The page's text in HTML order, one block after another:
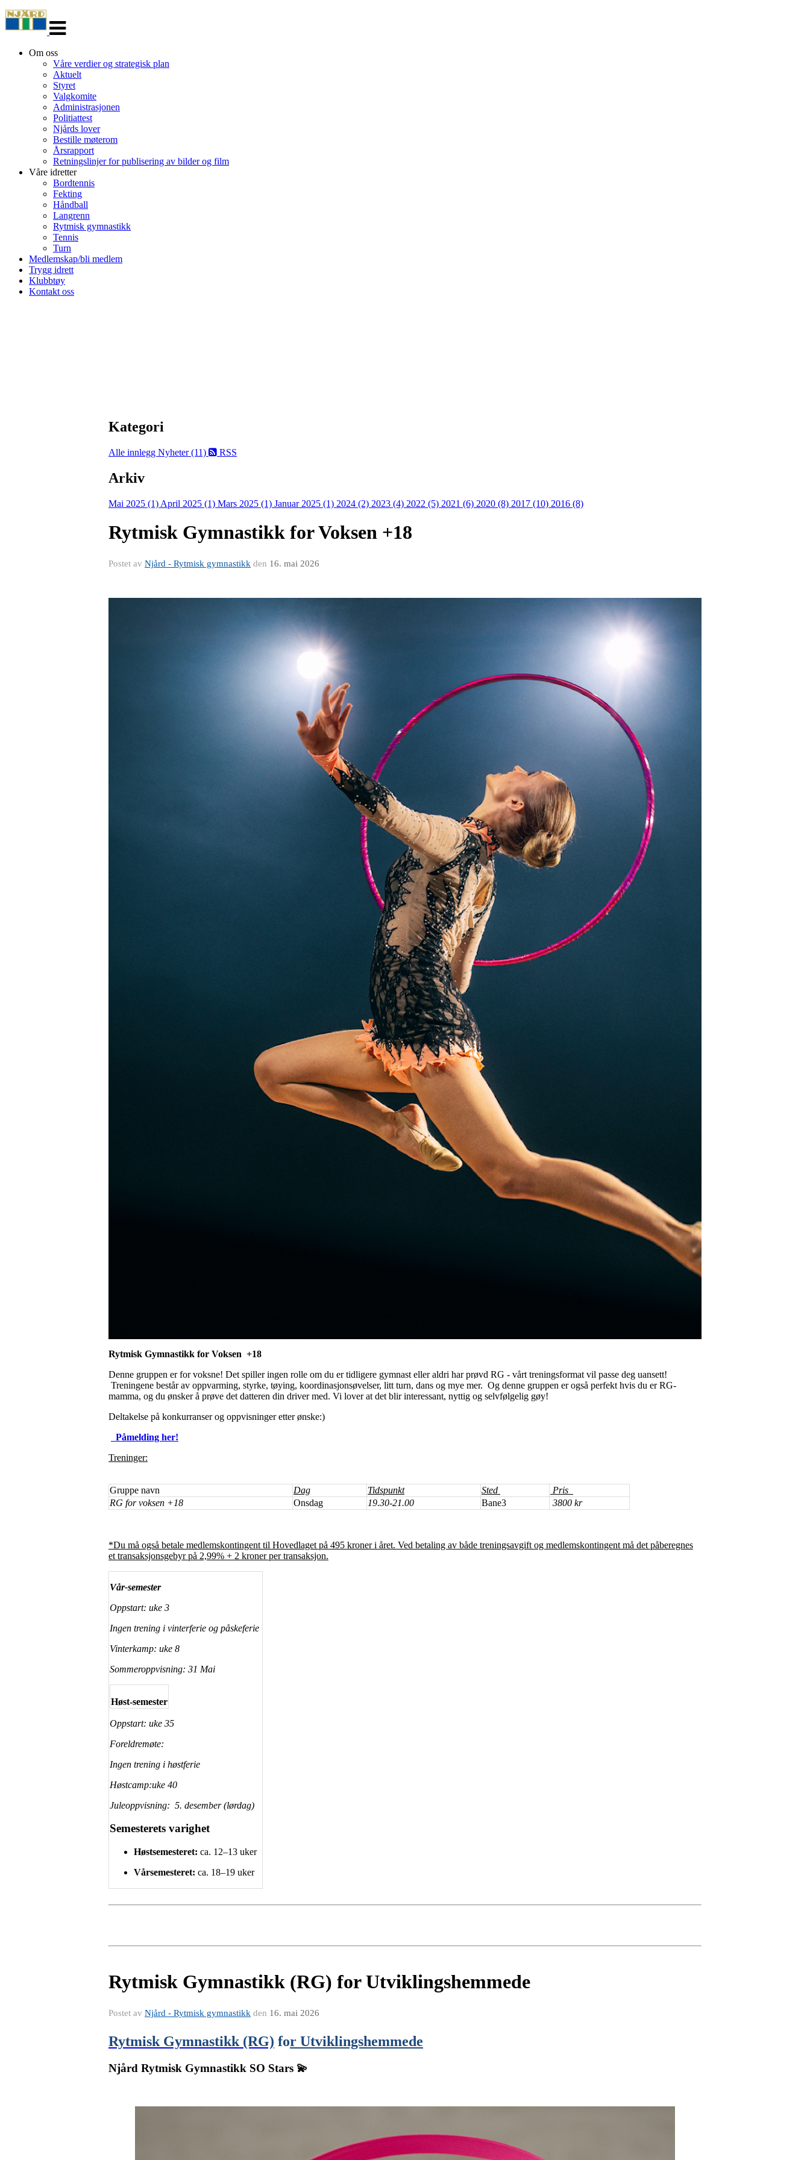
navigasjon
Om oss
Våre verdier og strategisk plan
Aktuelt
Styret
Valgkomite
Administrasjonen
Politiattest
Njårds lover
Bestille møterom
Årsrapport
Retningslinjer for publisering av bilder og film
Våre idretter
Bordtennis
Fekting
Håndball
Langrenn
Rytmisk gymnastikk
Tennis
Turn
Medlemskap/bli medlem
Trygg idrett
Klubbtøy
Kontakt oss
Kategori
Alle innlegg Nyheter (11) RSS
Arkiv
Mai 2025 (1) April 2025 (1) Mars 2025 (1) Januar 2025 (1) 2024 (2) 2023 (4) 2022 (5) 2021 (6) 2020 (8) 2017 (10) 2016 (8)
Rytmisk Gymnastikk for Voksen +18
Postet av Njård - Rytmisk gymnastikk den 16. mai 2026
Rytmisk Gymnastikk for Voksen +18
Denne gruppen er for voksne! Det spiller ingen rolle om du er tidligere gymnast eller aldri har prøvd RG - vårt treningsformat vil passe deg uansett!
Treningene består av oppvarming, styrke, tøying, koordinasjonsøvelser, litt turn, dans og mye mer. Og denne gruppen er også perfekt hvis du er RG-
mamma, og du ønsker å prøve det datteren din driver med. Vi lover at det blir interessant, nyttig og selvfølgelig gøy!
Deltakelse på konkurranser og oppvisninger etter ønske:)
Påmelding her!
Treninger:
Gruppe navn Dag Tidspunkt Sted
Pris
RG for voksen +18
Onsdag 19.30-21.00 Bane3 3800 kr
*Du må også betale medlemskontingent til Hovedlaget på 495 kroner i året. Ved betaling av både treningsavgift og medlemskontingent må det påberegnes
et transaksjonsgebyr på 2,99% + 2 kroner per transaksjon.
Vår-semester
Oppstart: uke 3
Ingen trening i vinterferie og påskeferie
Vinterkamp: uke 8
Sommeroppvisning: 31 Mai
Høst-semester
Oppstart: uke 35
Foreldremøte:
Ingen trening i høstferie
Høstcamp:uke 40
Juleoppvisning: 5. desember (lørdag)
Semesterets varighet
Høstsemesteret: ca. 12–13 uker
Vårsemesteret: ca. 18–19 uker
Rytmisk Gymnastikk (RG) for Utviklingshemmede
Postet av Njård - Rytmisk gymnastikk den 16. mai 2026
Rytmisk Gymnastikk (RG) for Utviklingshemmede
Njård Rytmisk Gymnastikk SO Stars 💫